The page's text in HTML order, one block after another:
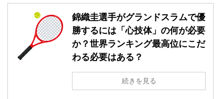
錦織圭選手がグランドスラムで優
勝するには「心技体」の何が必要
か？世界ランキング最高位にこだ
わる必要はある？
続きを見る